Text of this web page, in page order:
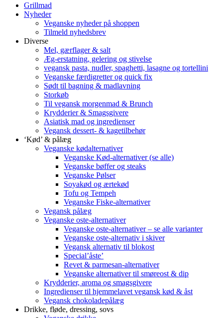
Grillmad
Nyheder
Veganske nyheder på shoppen
Tilmeld nyhedsbrev
Diverse
Mel, gærflager & salt
Æg-erstatning, gelering og stivelse
vegansk pasta, nudler, spaghetti, lasagne og tortellini
Veganske færdigretter og quick fix
Sødt til bagning & madlavning
Storkøb
Til vegansk morgenmad & Brunch
Krydderier & Smagsgivere
Asiatisk mad og ingredienser
Vegansk dessert- & kagetilbehør
‘Kød’ & pålæg
Veganske kødalternativer
Veganske Kød-alternativer (se alle)
Veganske bøffer og steaks
Veganske Pølser
Soyakød og ærtekød
Tofu og Tempeh
Veganske Fiske-alternativer
Vegansk pålæg
Veganske oste-alternativer
Veganske oste-alternativer – se alle varianter
Veganske oste-alternativ i skiver
Vegansk alternativ til blokost
Special’åste’
Revet & parmesan-alternativer
Veganske alternativer til smøreost & dip
Krydderier, aroma og smagsgivere
Ingredienser til hjemmelavet vegansk kød & åst
Vegansk chokoladepålæg
Drikke, fløde, dressing, sovs